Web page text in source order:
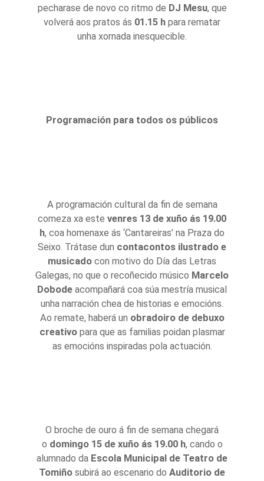
pecharase de novo co ritmo de DJ Mesu, que
volverá aos pratos ás 01.15 h para rematar
unha xornada inesquecible.
Programación para todos os públicos
A programación cultural da fin de semana
comeza xa este venres 13 de xuño ás 19.00
h, coa homenaxe ás ‘Cantareiras’ na Praza do
Seixo. Trátase dun contacontos ilustrado e
musicado con motivo do Día das Letras
Galegas, no que o recoñecido músico Marcelo
Dobode acompañará coa súa mestría musical
unha narración chea de historias e emocións.
Ao remate, haberá un obradoiro de debuxo
creativopara que as familias poidan plasmar
as emocións inspiradas pola actuación.
O broche de ouro á fin de semana chegará
o domingo 15 de xuño ás 19.00 h, cando o
alumnado da Escola Municipal de Teatro de
Tomiño subirá ao escenario do Auditorio de